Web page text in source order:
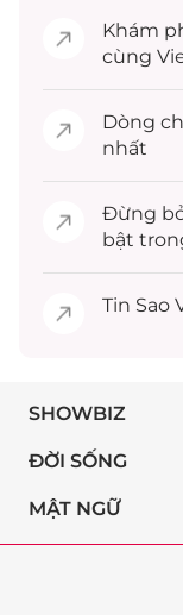
Khám
cùng
Dòng
nhất
Đừng
bật
Tin Sao
SHOWBIZ
ĐỜI SỐNG
MẬT NGỮ